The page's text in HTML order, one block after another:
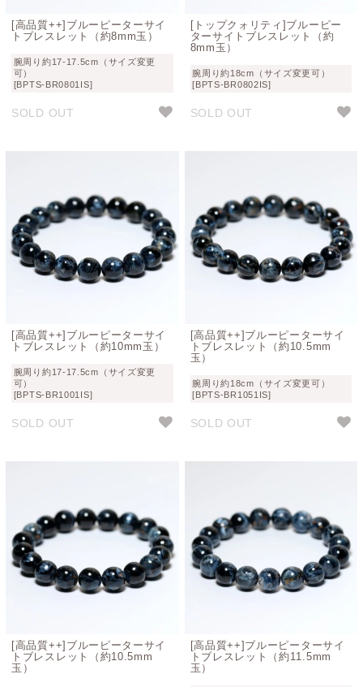
[高品質++]ブルーピーターサイ
トブレスレット（約8mm玉）
腕周り約17-17.5cm（サイズ変更
可）
[BPTS-BR0801IS]
SOLD OUT
[トップクォリティ]ブルーピー
ターサイトブレスレット（約
8mm玉）
腕周り約18cm（サイズ変更可）
[BPTS-BR0802IS]
SOLD OUT
[高品質++]ブルーピーターサイ
トブレスレット（約10mm玉）
腕周り約17-17.5cm（サイズ変更
可）
[BPTS-BR1001IS]
SOLD OUT
[高品質++]ブルーピーターサイ
トブレスレット（約10.5mm
玉）
腕周り約18cm（サイズ変更可）
[BPTS-BR1051IS]
SOLD OUT
[高品質++]ブルーピーターサイ
トブレスレット（約10.5mm
玉）
[高品質++]ブルーピーターサイ
トブレスレット（約11.5mm
玉）